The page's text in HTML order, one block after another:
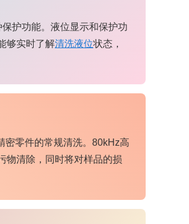
护功能。液位显示和保护功
够实时了解清洗液位状态，
密零件的常规清洗。80kHz高
物清除，同时将对样品的损